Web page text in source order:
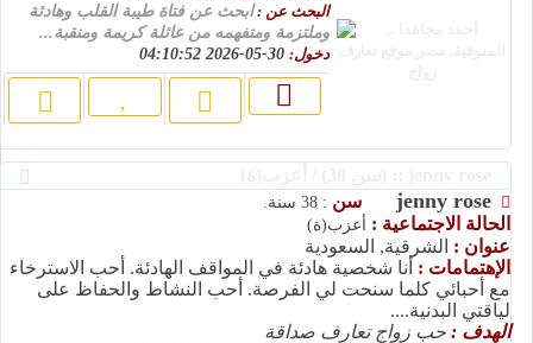
البحث عن :ابحث عن فتاة طيبة القلب وهادئة
وملتزمة ومتفهمه من عائلة كريمة ومنقبة...
دخول:
jenny rose سن : 38 سنة.
الحالة الاجتماعية : أعزب(ة)
عنوان : الشرقية, السعودية
الإهتمامات : أنا شخصية هادئة في المواقف الهادئة. أحب الاسترخاء
مع أحبائي كلما سنحت لي الفرصة. أحب النشاط والحفاظ على
لياقتي البدنية....
الهدف : حب زواج تعارف صداقة